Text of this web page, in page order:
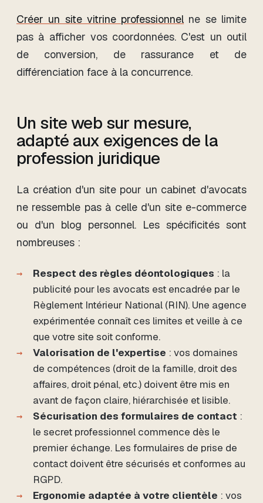
Créer un site vitrine professionnel ne se limite
pas à afficher vos coordonnées. C'est un outil
de conversion, de rassurance et de
différenciation face à la concurrence.
Un site web sur mesure,
adapté aux exigences de la
profession juridique
La création d'un site pour un cabinet d'avocats
ne ressemble pas à celle d'un site e-commerce
ou d'un blog personnel. Les spécificités sont
nombreuses :
Respect des règles déontologiques : la
publicité pour les avocats est encadrée par le
Règlement Intérieur National (RIN). Une agence
expérimentée connaît ces limites et veille à ce
que votre site soit conforme.
Valorisation de l'expertise : vos domaines
de compétences (droit de la famille, droit des
affaires, droit pénal, etc.) doivent être mis en
avant de façon claire, hiérarchisée et lisible.
Sécurisation des formulaires de contact :
le secret professionnel commence dès le
premier échange. Les formulaires de prise de
contact doivent être sécurisés et conformes au
RGPD.
Ergonomie adaptée à votre clientèle : vos